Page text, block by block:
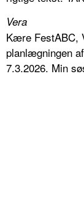
Vera
Kære FestABC,
planlægningen
7.3.2026. Min